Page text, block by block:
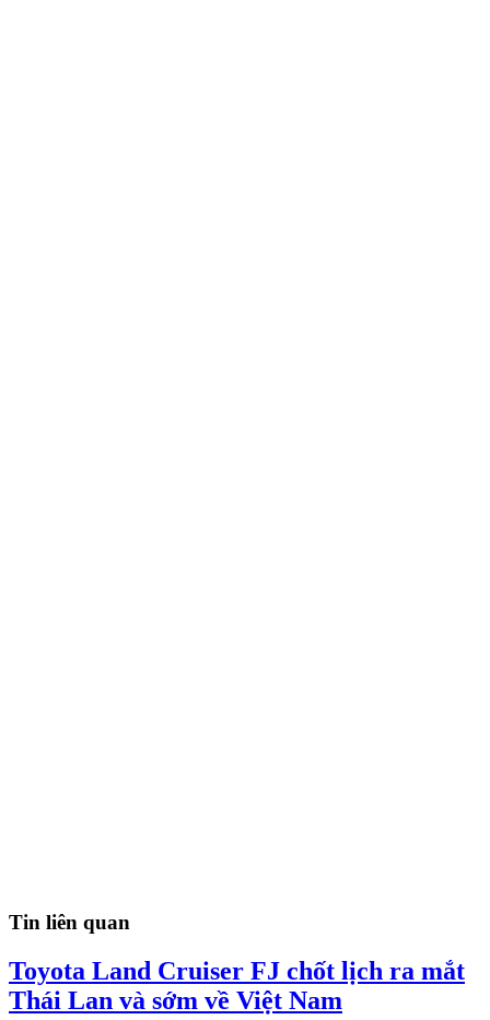
Tin liên quan
Toyota Land Cruiser FJ chốt lịch ra mắt
Thái Lan và sớm về Việt Nam